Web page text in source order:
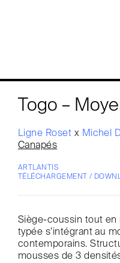
Togo –
Ligne Roset x Michel
Canapés
ARTLANTIS
TÉLÉCHARGEMENT /
Siège-coussin tout en
typée s’intégrant au
contemporains.
mousses de 3